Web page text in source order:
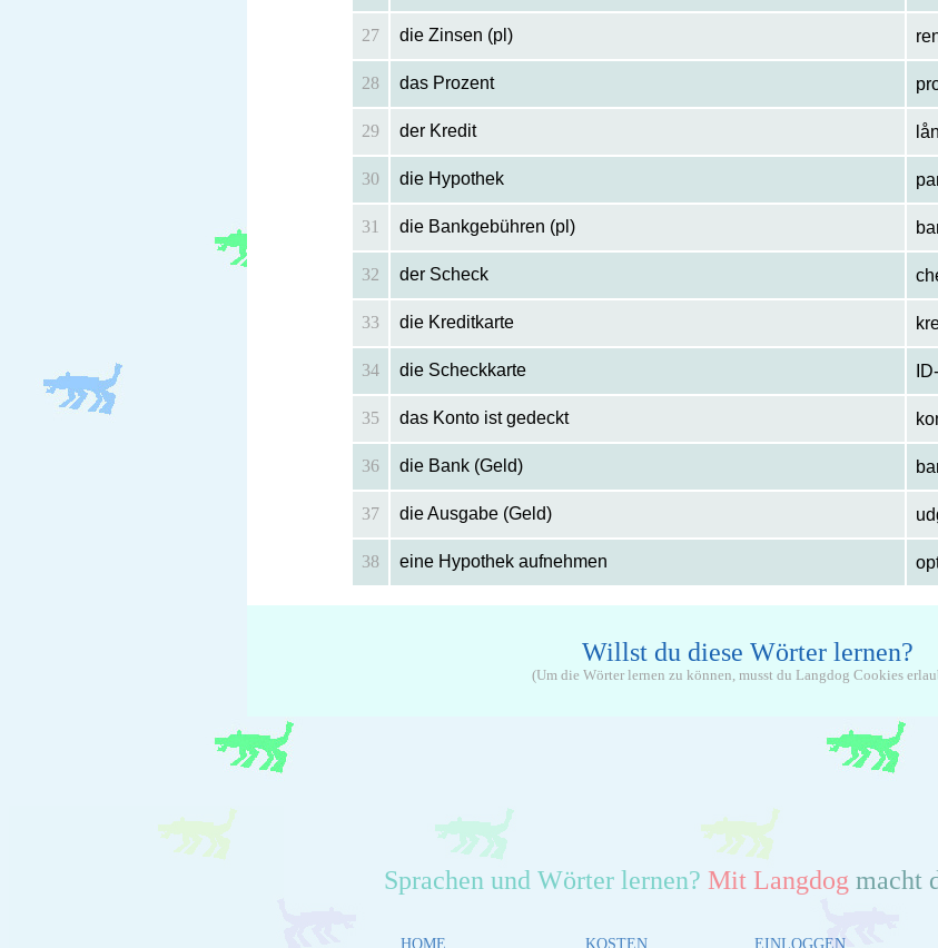
27 die Zinsen (pl)
28 das Prozent
29 der Kredit
30 die Hypothek
31 die Bankgebühren (pl)
32 der Scheck
33 die Kreditkarte
34 die Scheckkarte
35 das Konto ist gedeckt
36 die Bank (Geld)
37 die Ausgabe (Geld)
38 eine Hypothek aufnehmen
Willst du diese Wörter lernen?
(Um die Wörter lernen zu können, musst du Langdog Cookies
Sprachen und Wörter lernen? Mit Langdog macht
HOME KOSTEN EINLOGGEN